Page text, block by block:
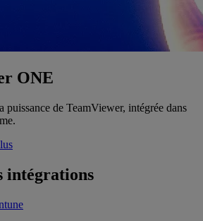
ONE
puissance de TeamViewer, intégrée dans
intégrations